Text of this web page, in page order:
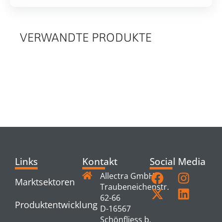
VERWANDTE PRODUKTE
Links
Marktsektoren
Produktentwicklung
Kontakt
Allectra GmbH
Traubeneichenstr.
62-66
D-16567
Schönfliess b.
Social Media